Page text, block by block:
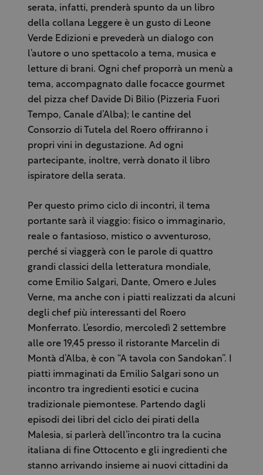
serata, infatti, prenderà spunto da un libro
della collana Leggere è un gusto di Leone
Verde Edizioni e prevederà un dialogo con
l’autore o uno spettacolo a tema, musica e
letture di brani. Ogni chef proporrà un menù a
tema, accompagnato dalle focacce gourmet
del pizza chef Davide Di Bilio (Pizzeria Fuori
Tempo, Canale d’Alba); le cantine del
Consorzio di Tutela del Roero offriranno i
propri vini in degustazione. Ad ogni
partecipante, inoltre, verrà donato il libro
ispiratore della serata.
Per questo primo ciclo di incontri, il tema
portante sarà il viaggio: fisico o immaginario,
reale o fantasioso, mistico o avventuroso,
perché si viaggerà con le parole di quattro
grandi classici della letteratura mondiale,
come Emilio Salgari, Dante, Omero e Jules
Verne, ma anche con i piatti realizzati da alcuni
degli chef più interessanti del Roero
Monferrato. L’esordio, mercoledì 2 settembre
alle ore 19,45 presso il ristorante Marcelin di
Montà d’Alba, è con “A tavola con Sandokan”. I
piatti immaginati da Emilio Salgari sono un
incontro tra ingredienti esotici e cucina
tradizionale piemontese. Partendo dagli
episodi dei libri del ciclo dei pirati della
Malesia, si parlerà dell’incontro tra la cucina
italiana di fine Ottocento e gli ingredienti che
stanno arrivando insieme ai nuovi cittadini da